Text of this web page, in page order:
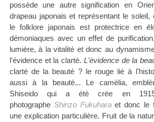
possède une autre signification en
drapeau japonais et représentant le soleil,
le folklore japonais est protectrice en
démoniaques avec un effet de
lumière, à la vitalité et donc au
l'évidence et la clarté. L'évidence de la
clarté de la beauté ? le rouge lié à
aussi à la beauté... Le camélia,
Shiseidoqui a été crée en
photographe Shinzo Fukuharaet donc le
une explication particulière. Fruit de la